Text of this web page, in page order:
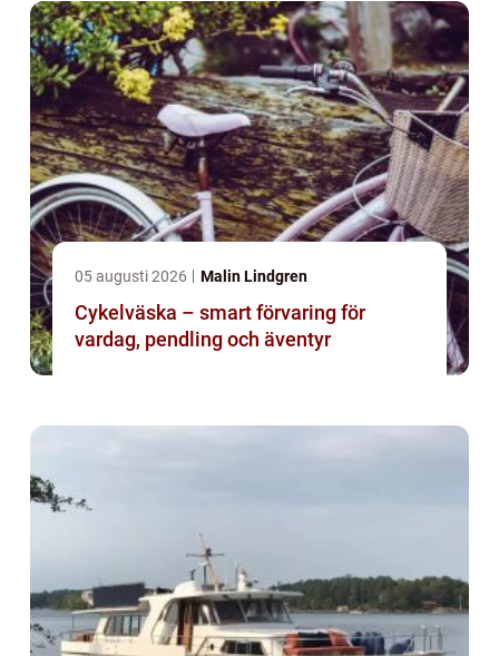
05 augusti 2026 Malin Lindgren
Cykelväska – smart förvaring för
vardag, pendling och äventyr